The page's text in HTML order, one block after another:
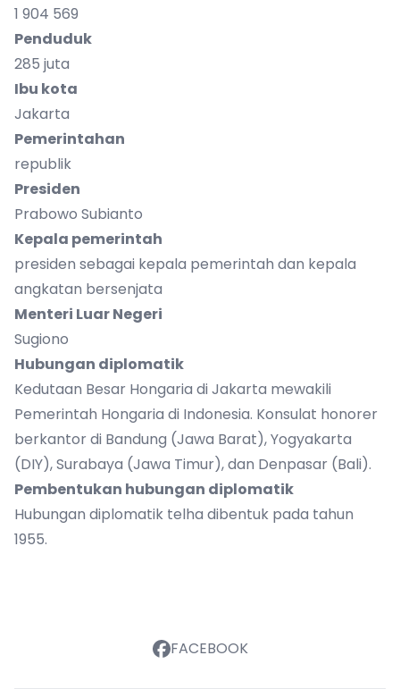
1 904 569
Penduduk
285 juta
Ibu kota
Jakarta
Pemerintahan
republik
Presiden
Prabowo Subianto
Kepala pemerintah
presiden sebagai kepala pemerintah dan kepala
angkatan bersenjata
Menteri Luar Negeri
Sugiono
Hubungan diplomatik
Kedutaan Besar Hongaria di Jakarta mewakili
Pemerintah Hongaria di Indonesia. Konsulat honorer
berkantor di Bandung (Jawa Barat), Yogyakarta
(DIY), Surabaya (Jawa Timur), dan Denpasar (Bali).
Pembentukan hubungan diplomatik
Hubungan diplomatik telha dibentuk pada tahun
1955.
FACEBOOK